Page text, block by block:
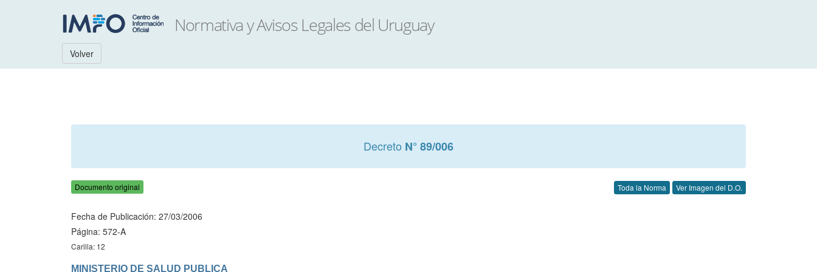
Volver
Decreto N° 89/006
Documento original Toda la Norma Ver Imagen del D.O.
Fecha de Publicación: 27/03/2006
Página: 572-A
Carilla: 12
MINISTERIO DE SALUD PUBLICA